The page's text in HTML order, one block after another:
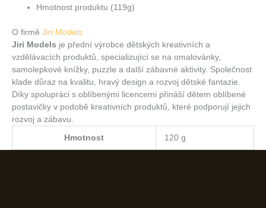
Hmotnost produktu (119g)
O firmě Jiri Models
Jiri Models je přední výrobce dětských kreativních a
vzdělávacích produktů, specializující se na omalovánky,
samolepkové knížky, puzzle a další zábavné aktivity. Společnost
klade důraz na kvalitu, hravý design a rozvoj dětské fantazie.
Díky spolupráci s oblíbenými licencemi přináší dětem oblíbené
postavičky v podobě kreativních produktů, které podporují jejich
rozvoj a zábavu.
Hmotnost 120 g